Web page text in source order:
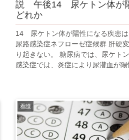
説 午後14 尿ケトン体が
どれか
14 尿ケトン体が陽性になる疾患
尿路感染症ネフローゼ症候群 肝硬
り起きない。 糖尿病では、尿ケト
感染症では、炎症により尿潜血が陽
看護